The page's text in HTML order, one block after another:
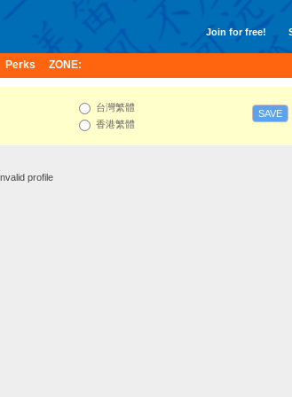
Join for free!
Perks ZONE:
台灣繁體
香港繁體
SAVE
profile